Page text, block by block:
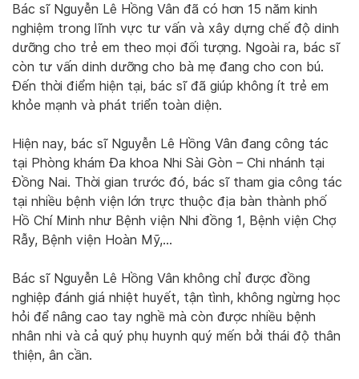
Bác sĩ Nguyễn Lê Hồng Vân đã có hơn 15 năm kinh
nghiệm trong lĩnh vực tư vấn và xây dựng chế độ dinh
dưỡng cho trẻ em theo mọi đối tượng. Ngoài ra, bác sĩ
còn tư vấn dinh dưỡng cho bà mẹ đang cho con bú.
Đến thời điểm hiện tại, bác sĩ đã giúp không ít trẻ em
khỏe mạnh và phát triển toàn diện.
Hiện nay, bác sĩ Nguyễn Lê Hồng Vân đang công tác
tại Phòng khám Đa khoa Nhi Sài Gòn – Chi nhánh tại
Đồng Nai. Thời gian trước đó, bác sĩ tham gia công tác
tại nhiều bệnh viện lớn trực thuộc địa bàn thành phố
Hồ Chí Minh như Bệnh viện Nhi đồng 1, Bệnh viện Chợ
Rẫy, Bệnh viện Hoàn Mỹ,…
Bác sĩ Nguyễn Lê Hồng Vân không chỉ được đồng
nghiệp đánh giá nhiệt huyết, tận tình, không ngừng học
hỏi để nâng cao tay nghề mà còn được nhiều bệnh
nhân nhi và cả quý phụ huynh quý mến bởi thái độ thân
thiện, ân cần.